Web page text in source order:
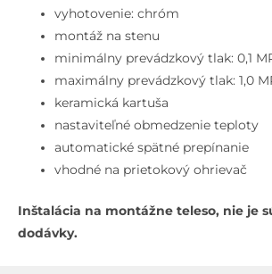
batéria
pod
omietku,
chróm
vyhotovenie: chróm
montáž na stenu
minimálny prevádzkový tlak: 0,1
maximálny prevádzkový tlak: 1,0
keramická kartuša
nastaviteľné obmedzenie teploty
automatické spätné prepínanie
vhodné na prietokový ohrievač
Inštalácia na montážne teleso, nie je
dodávky.